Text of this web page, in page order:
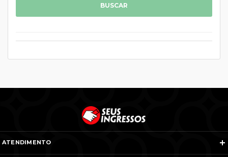
BUSCAR
ATENDIMENTO